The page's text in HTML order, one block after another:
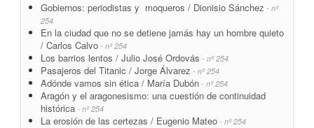
Gobiernos: periodistas y moqueros / Dionisio Sánchez - nº
254
En la ciudad que no se detiene jamás hay un hombre quieto
/ Carlos Calvo - nº 254
Los barrios lentos / Julio José Ordovás - nº 254
Pasajeros del Titanic / Jorge Álvarez - nº 254
Adónde vamos sin ética / María Dubón - nº 254
Aragón y el aragonesismo: una cuestión de continuidad
histórica - nº 254
La erosión de las certezas / Eugenio Mateo - nº 254